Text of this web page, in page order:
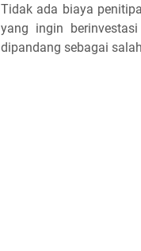
Tidak ada biaya
yang ingin
dipandang sebagai